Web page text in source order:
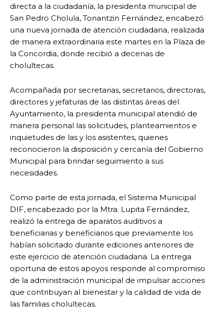
directa a la ciudadanía, la presidenta municipal de
San Pedro Cholula, Tonantzin Fernández, encabezó
una nueva jornada de atención ciudadana, realizada
de manera extraordinaria este martes en la Plaza de
la Concordia, donde recibió a decenas de
cholultecas.
Acompañada por secretarias, secretarios, directoras,
directores y jefaturas de las distintas áreas del
Ayuntamiento, la presidenta municipal atendió de
manera personal las solicitudes, planteamientos e
inquietudes de las y los asistentes, quienes
reconocieron la disposición y cercanía del Gobierno
Municipal para brindar seguimiento a sus
necesidades.
Como parte de esta jornada, el Sistema Municipal
DIF, encabezado por la Mtra. Lupita Fernández,
realizó la entrega de aparatos auditivos a
beneficiarias y beneficiarios que previamente los
habían solicitado durante ediciones anteriores de
este ejercicio de atención ciudadana. La entrega
oportuna de estos apoyos responde al compromiso
de la administración municipal de impulsar acciones
que contribuyan al bienestar y la calidad de vida de
las familias cholultecas.